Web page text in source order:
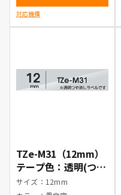
対応機種
TZe-M31（12mm）
テープ色：透明(つや
消し) / 黒文字
サイズ：12mm